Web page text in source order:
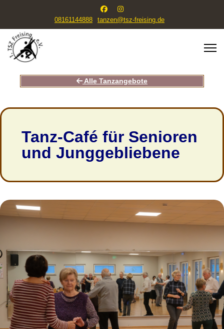
08161144888 tanzen@tsz-freising.de
Alle Tanzangebote
Tanz-Café für Senioren
und Junggebliebene